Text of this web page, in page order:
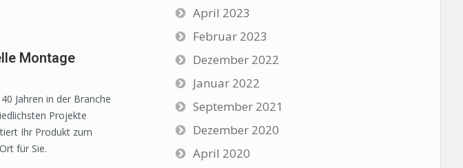
Montage
Jahren in der Branche
Projekte
Ihr Produkt zum
für Sie.
April 2023
Februar 2023
Dezember 2022
Januar 2022
September 2021
Dezember 2020
April 2020